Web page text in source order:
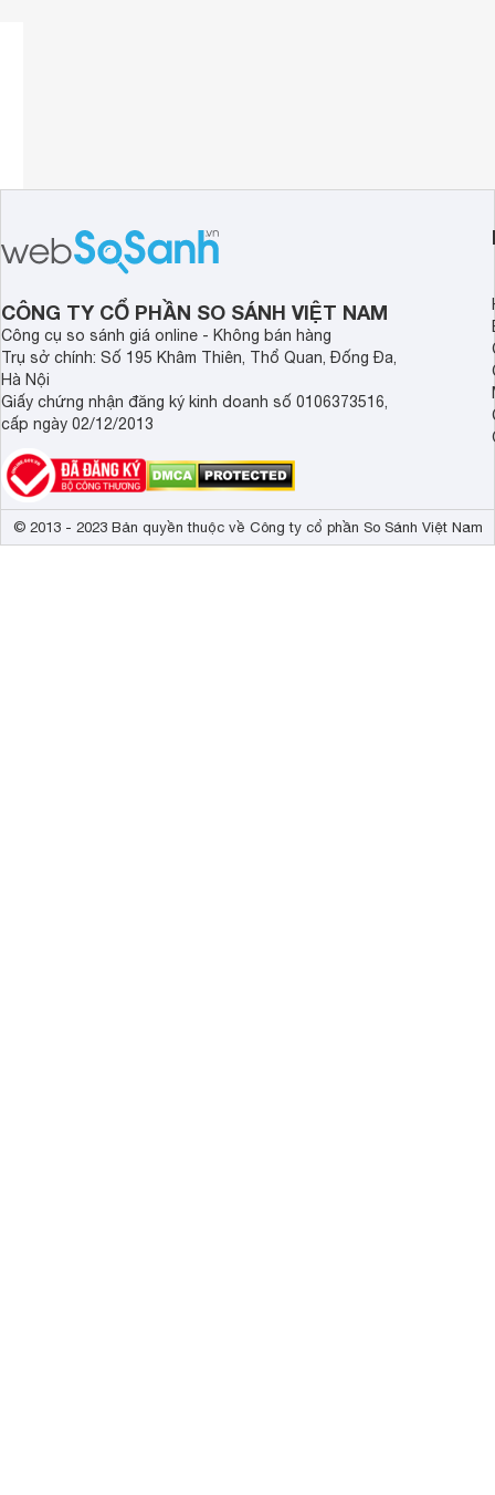
CÔNG TY CỔ PHẦN SO SÁNH VIỆT NAM
Công cụ so sánh giá online - Không bán hàng
Trụ sở chính: Số 195 Khâm Thiên, Thổ Quan, Đống Đa,
Hà Nội
Giấy chứng nhận đăng ký kinh doanh số 0106373516,
cấp ngày 02/12/2013
© 2013 - 2023 Bản quyền thuộc về Công ty cổ phần So Sánh Việt Nam